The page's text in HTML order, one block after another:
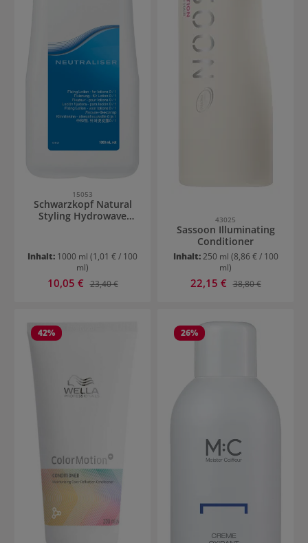
15053
Schwarzkopf Natural
Styling Hydrowave
Inhalt: 1000 ml (1,01 € / 100
ml)
Verkaufspreis:
10,05 € Regulärer Preis:
23,40 €
43025
Sassoon Illuminating
Conditioner
Inhalt:250 ml (8,86 € / 100
ml)
Verkaufspreis:
22,15 € Regulärer Preis:
38,80 €
42% 26%